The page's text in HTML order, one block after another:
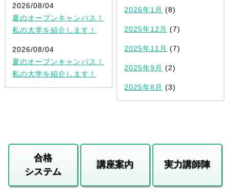
2026/08/04
夏のオープンキャンパス！
私の大学を紹介します！
2026/08/04
夏のオープンキャンパス！
私の大学を紹介します！
2026年1月 (8)
2025年12月 (7)
2025年11月 (7)
2025年9月 (2)
2025年8月 (3)
合格
システム
講座案内 実力講師陣